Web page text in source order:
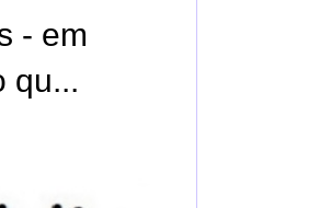
- em
qu...